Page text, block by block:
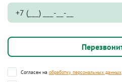
Согласен на обработку персональных данных